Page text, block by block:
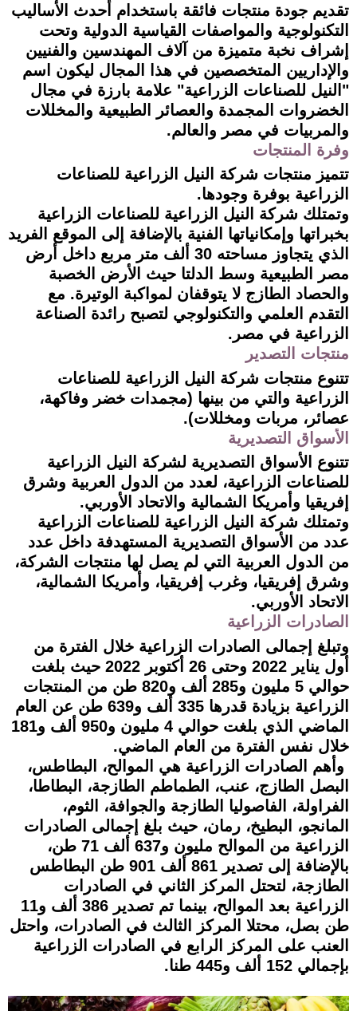
تقديم جودة منتجات فائقة باستخدام أحدث الأساليب
التكنولوجية والمواصفات القياسية الدولية وتحت
إشراف نخبة متميزة من آلاف المهندسين والفنيين
والإداريين المتخصصين في هذا المجال ليكون اسم
"النيل للصناعات الزراعية" علامة بارزة في مجال
الخضروات المجمدة والعصائر الطبيعية والمخللات
والمربيات في مصر والعالم.
وفرة المنتجات
تتميز منتجات شركة النيل الزراعية للصناعات
الزراعية بوفرة وجودها.
وتمتلك شركة النيل الزراعية للصناعات الزراعية
بخبراتها وإمكانياتها الفنية بالإضافة إلى الموقع الفريد
الذي يتجاوز مساحته 30 ألف متر مربع داخل أرض
مصر الطبيعية وسط الدلتا حيث الأرض الخصبة
والحصاد الطازج لا يتوقفان لمواكبة الوتيرة. مع
التقدم العلمي والتكنولوجي لتصبح رائدة الصناعة
الزراعية في مصر.
منتجات التصدير
تتنوع منتجات شركة النيل الزراعية للصناعات
الزراعية والتي من بينها (مجمدات خضر وفاكهة،
عصائر، مربات ومخللات).
الأسواق التصديرية
تتنوع الأسواق التصديرية لشركة النيل الزراعية
للصناعات الزراعية، لعدد من الدول العربية وشرق
إفريقيا وأمريكا الشمالية والاتحاد الأوربي.
وتمتلك شركة النيل الزراعية للصناعات الزراعية
عدد من الأسواق التصديرية المستهدفة داخل عدد
من الدول العربية التي لم يصل لها منتجات الشركة،
وشرق إفريقيا، وغرب إفريقيا، وأمريكا الشمالية،
الاتحاد الأوربي.
الصادرات الزراعية
وتبلغ إجمالى الصادرات الزراعية خلال الفترة من
أول يناير 2022 وحتى 26 أكتوبر 2022 حيث بلغت
حوالي 5 مليون و285 ألف و820 طن من المنتجات
الزراعية بزيادة قدرها 335 ألف و639 طن عن العام
الماضي الذي بلغت حوالي 4 مليون و950 ألف و181
خلال نفس الفترة من العام الماضي.
وأهم الصادرات الزراعية هي الموالح، البطاطس،
البصل الطازج، عنب، الطماطم الطازجة، البطاطا،
الفراولة، الفاصوليا الطازجة والجوافة، الثوم،
المانجو، البطيخ، رمان، حيث بلغ إجمالى الصادرات
الزراعية من الموالح مليون و637 ألف 71 طن،
بالإضافة إلى تصدير 861 ألف 901 طن البطاطس
الطازجة، لتحتل المركز الثاني في الصادرات
الزراعية بعد الموالح، بينما تم تصدير 386 ألف و11
طن بصل، محتلا المركز الثالث في الصادرات، واحتل
العنب على المركز الرابع في الصادرات الزراعية
بإجمالي 152 ألف و445 طنا.